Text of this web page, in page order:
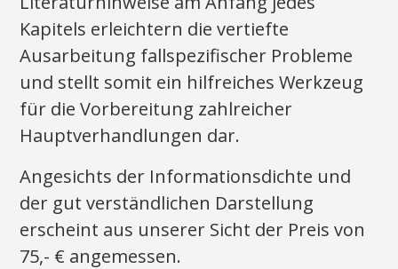
Kapitels erleichtern die vertiefte
Ausarbeitung fallspezifischer Probleme
und stellt somit ein hilfreiches Werkzeug
für die Vorbereitung zahlreicher
Hauptverhandlungen dar.
Angesichts der Informationsdichte und
der gut verständlichen Darstellung
erscheint aus unserer Sicht der Preis von
75,- € angemessen.